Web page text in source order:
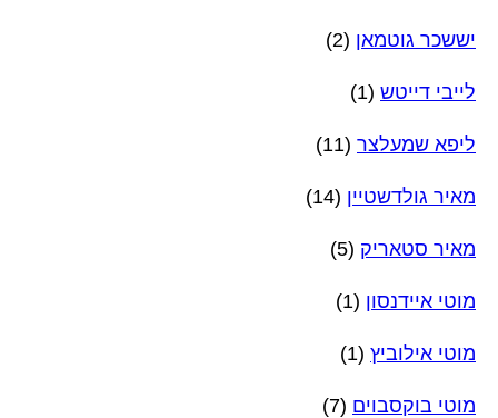
יששכר גוטמאן (2)
לייבי דייטש (1)
ליפא שמעלצר (11)
מאיר גולדשטיין (14)
מאיר סטאריק (5)
מוטי איידנסון (1)
מוטי אילוביץ (1)
מוטי בוקסבוים (7)